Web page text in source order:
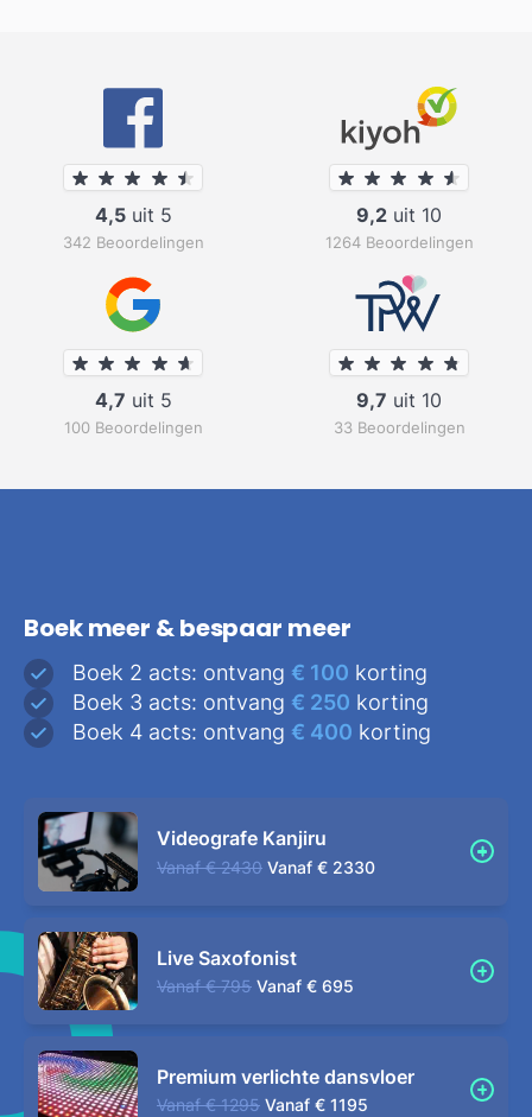
4,5uit 5
342 Beoordelingen
9,2 uit 10
1264 Beoordelingen
4,7 uit 5
100 Beoordelingen
9,7 uit 10
33 Beoordelingen
Boek meer & bespaar meer
Boek 2 acts: ontvang € 100 korting
Boek 3 acts: ontvang € 250 korting
Boek 4 acts: ontvang € 400 korting
Videografe Kanjiru
Vanaf € 2430 Vanaf € 2330
Live Saxofonist
Vanaf € 795 Vanaf € 695
Premium verlichte dansvloer
Vanaf € 1295 Vanaf € 1195